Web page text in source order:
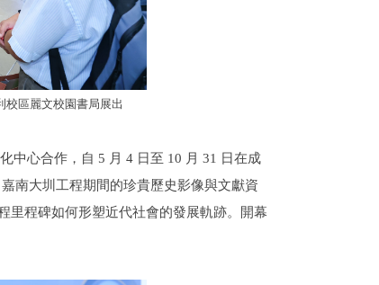
校區麗文校園書局展出
中心合作，自 5 月 4 日至 10 月 31 日在成
南大圳工程期間的珍貴歷史影像與文獻資
里程碑如何形塑近代社會的發展軌跡。開幕